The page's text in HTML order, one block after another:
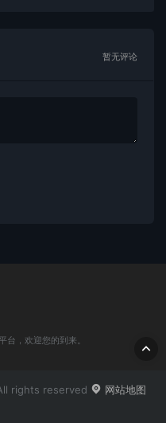
暂无评论
台，欢迎您的到来。
rights reserved
网站地图